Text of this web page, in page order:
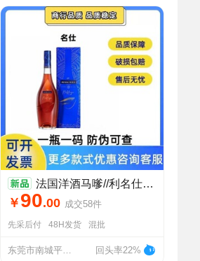
法国洋酒马嗲//利名仕700ml干邑白兰地1000ml名士3斤厂家批发直供
￥ 90.00 成交58件
先采后付 48H发货 混批
东莞市南城平无琪百货店 回头率22%